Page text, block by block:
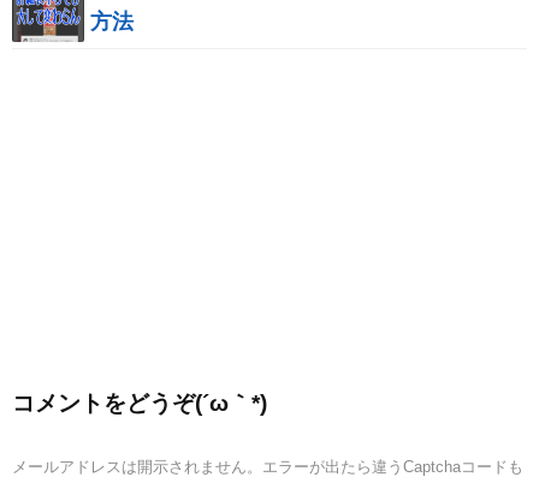
方法
コメントをどうぞ(´ω｀*)
メールアドレスは開示されません。エラーが出たら違うCaptchaコードも